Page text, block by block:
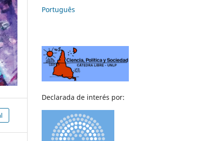
Português
Declarada de interés por: